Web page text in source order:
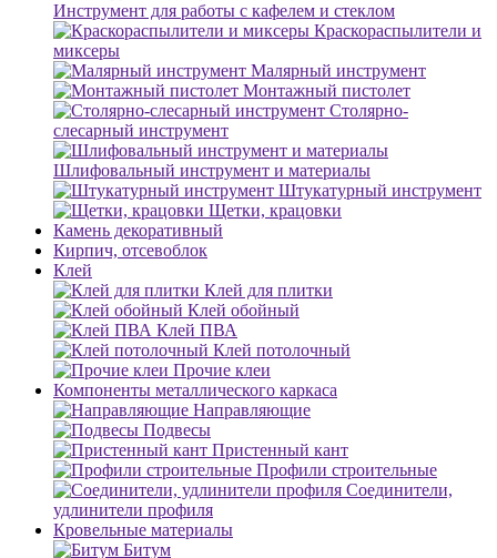
Инструмент для работы с кафелем и стеклом
Краскораспылители и
миксеры
Малярный инструмент
Монтажный пистолет
Столярно-
слесарный инструмент
Шлифовальный инструмент и материалы
Штукатурный инструмент
Щетки, крацовки
Камень декоративный
Кирпич, отсевоблок
Клей
Клей для плитки
Клей обойный
Клей ПВА
Клей потолочный
Прочие клеи
Компоненты металлического каркаса
Направляющие
Подвесы
Пристенный кант
Профили строительные
Соединители,
удлинители профиля
Кровельные материалы
Битум